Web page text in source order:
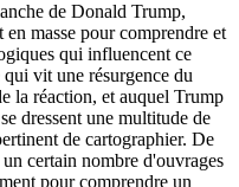
de Donald Trump,
en masse pour comprendre et
qui influencent ce
vit une résurgence du
la réaction, et auquel Trump
dressent une multitude de
de cartographier. De
certain nombre d'ouvrages
pour comprendre un